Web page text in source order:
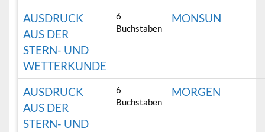
AUSDRUCK
AUS DER
STERN- UND
WETTERKUNDE
6
Buchstaben
MONSUN
AUSDRUCK
AUS DER
STERN- UND
6
Buchstaben
MORGEN